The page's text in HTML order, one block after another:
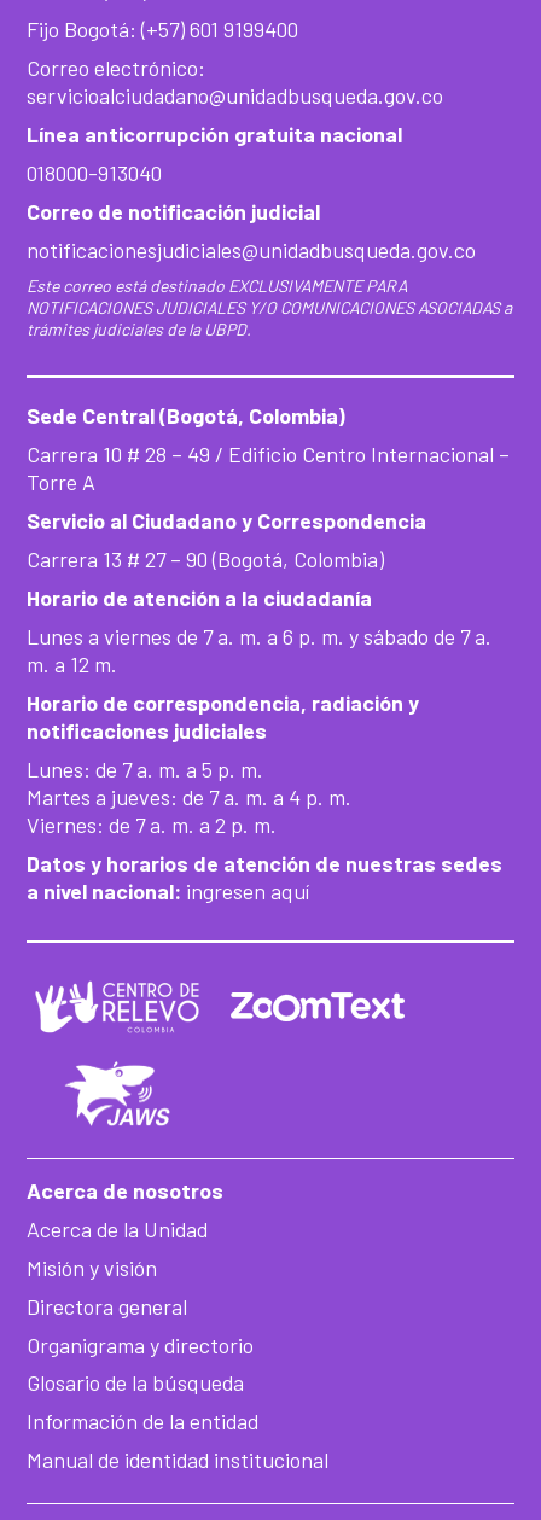
Fijo Bogotá: (+57) 601 9199400
Correo electrónico:
servicioalciudadano@unidadbusqueda.gov.co
Línea anticorrupción gratuita nacional
018000-913040
Correo de notificación judicial
notificacionesjudiciales@unidadbusqueda.gov.co
Este correo está destinado EXCLUSIVAMENTE PARA
NOTIFICACIONES JUDICIALES Y/O COMUNICACIONES ASOCIADAS a
trámites judiciales de la UBPD.
Sede Central (Bogotá, Colombia)
Carrera 10 # 28 – 49 / Edificio Centro Internacional –
Torre A
Servicio al Ciudadano y Correspondencia
Carrera 13 # 27 – 90 (Bogotá, Colombia)
Horario de atención a la ciudadanía
Lunes a viernes de 7 a. m. a 6 p. m. y sábado de 7 a.
m. a 12 m.
Horario de correspondencia, radiación y
notificaciones judiciales
Lunes: de 7 a. m. a 5 p. m.
Martes a jueves: de 7 a. m. a 4 p. m.
Viernes: de 7 a. m. a 2 p. m.
Datos y horarios de atención de nuestras sedes
a nivel nacional: ingresen aquí
Acerca de nosotros
Acerca de la Unidad
Misión y visión
Directora general
Organigrama y directorio
Glosario de la búsqueda
Información de la entidad
Manual de identidad institucional